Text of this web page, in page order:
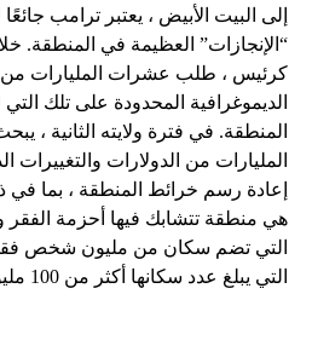
إلى البيت الأبيض ، يعتبر ترامب
“الإنجازات” العظيمة في المنطقة.
كرئيس ، طلب عشرات المليارات من
الديموغرافية المحدودة على تلك
المنطقة. في فترة ولايته الثانية ،
المليارات من الدولارات والتغييرات
إعادة رسم خرائط المنطقة ، بما
هي منطقة تتشابك فيها أحزمة الفقر
التي تضم سكان من مليون شخص
التي يبلغ عدد سكانها أكثر من 100 مليون.